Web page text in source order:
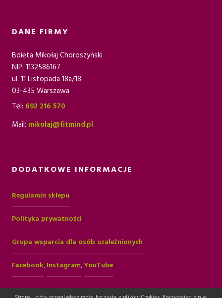
4
1
1
,
0
0
.
0
0
z
ł
.
DANE FIRMY
Bdieta Mikołaj Choroszyński
NIP: 1132586167
ul. 11 Listopada 18a/18
03-435 Warszawa
Tel: 692 216 570
Mail: mikolaj@fitmind.pl
DODATKOWE INFORMACJE
Regulamin sklepu
Polityka prywatności
Grupa wsparcia dla osób uzależnionych
Facebook, Instagram, YouTube